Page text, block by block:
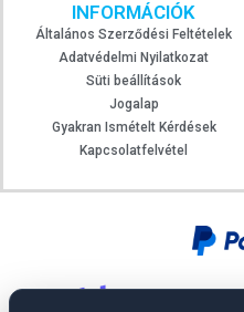
INFORMÁCIÓK
Általános Szerződési Feltételek
Adatvédelmi Nyilatkozat
Süti beállítások
Jogalap
Gyakran Ismételt Kérdések
Kapcsolatfelvétel